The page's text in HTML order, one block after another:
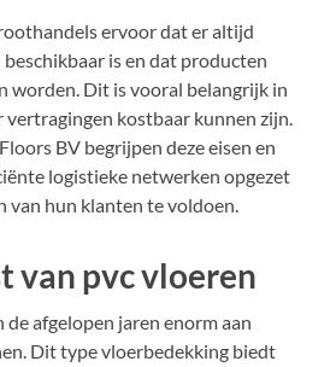
ervoor dat er altijd
is en dat producten
worden. Dit is vooral belangrijk in
vertragingen kostbaar kunnen zijn.
BV begrijpen deze eisen en
logistieke netwerken opgezet
van hun klanten te voldoen.
van pvc vloeren
de afgelopen jaren enorm aan
Dit type vloerbedekking biedt